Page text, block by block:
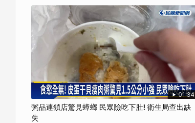
01:34
粥品連鎖店驚見蟑螂 民眾險吃下肚! 衛生局查出缺
失